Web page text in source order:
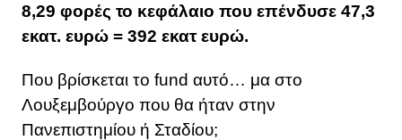
8,29 φορές το κεφάλαιο που επένδυσε 47,3
εκατ. ευρώ = 392 εκατ ευρώ.
Που βρίσκεται το fund αυτό… μα στο
Λουξεμβούργο που θα ήταν στην
Πανεπιστημίου ή Σταδίου;